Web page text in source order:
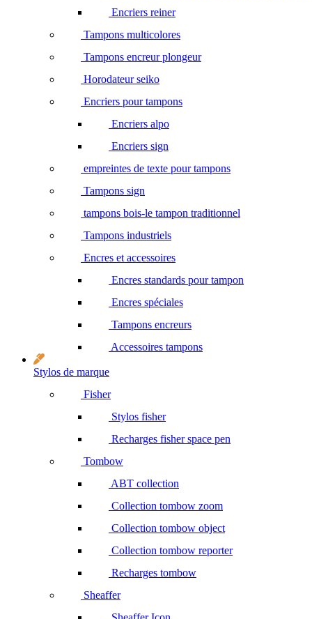
Encriers reiner
Tampons multicolores
Tampons encreur plongeur
Horodateur seiko
Encriers pour tampons
Encriers alpo
Encriers sign
empreintes de texte pour tampons
Tampons sign
tampons bois-le tampon traditionnel
Tampons industriels
Encres et accessoires
Encres standards pour tampon
Encres spéciales
Tampons encreurs
Accessoires tampons
Stylos de marque
Fisher
Stylos fisher
Recharges fisher space pen
Tombow
ABT collection
Collection tombow zoom
Collection tombow object
Collection tombow reporter
Recharges tombow
Sheaffer